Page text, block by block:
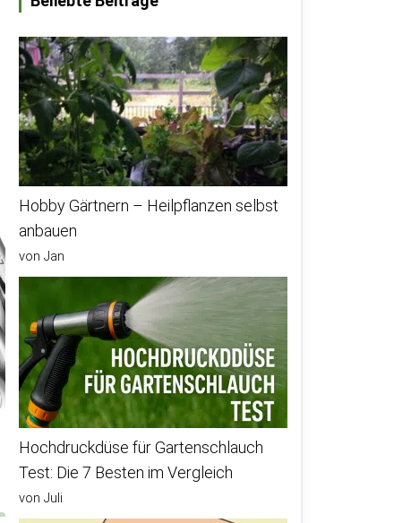
Hobby Gärtnern – Heilpflanzen selbst
anbauen
von Jan
Hochdruckdüse für Gartenschlauch
Test: Die 7 Besten im Vergleich
von Juli